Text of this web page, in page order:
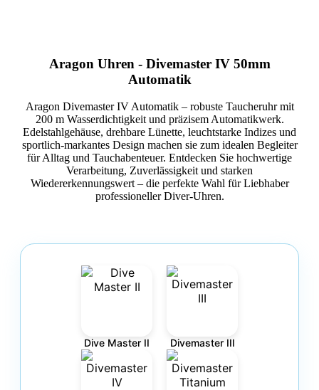
Aragon Uhren - Divemaster IV 50mm
Automatik
Aragon Divemaster IV Automatik – robuste Taucheruhr mit
200 m Wasserdichtigkeit und präzisem Automatikwerk.
Edelstahlgehäuse, drehbare Lünette, leuchtstarke Indizes und
sportlich-markantes Design machen sie zum idealen Begleiter
für Alltag und Tauchabenteuer. Entdecken Sie hochwertige
Verarbeitung, Zuverlässigkeit und starken
Wiedererkennungswert – die perfekte Wahl für Liebhaber
professioneller Diver-Uhren.
Dive Master II Divemaster III